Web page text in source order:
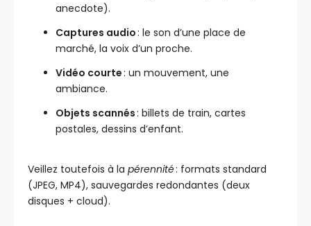
anecdote).
Captures audio: le son d’une place de
marché, la voix d’un proche.
Vidéo courte: un mouvement, une
ambiance.
Objets scannés: billets de train, cartes
postales, dessins d’enfant.
Veillez toutefois à la pérennité: formats standard
(JPEG, MP4), sauvegardes redondantes (deux
disques + cloud).